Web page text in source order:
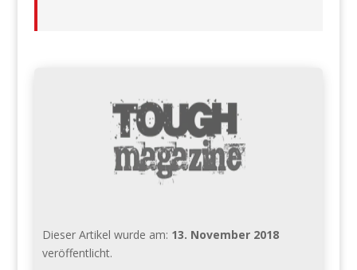
Dieser Artikel wurde am: 13. November 2018
veröffentlicht.